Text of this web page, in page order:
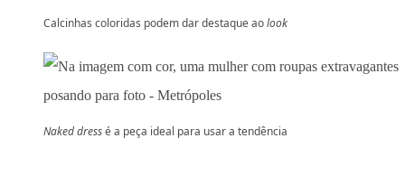
Calcinhas coloridas podem dar destaque aolook
Naked dressé a peça ideal para usar a tendência